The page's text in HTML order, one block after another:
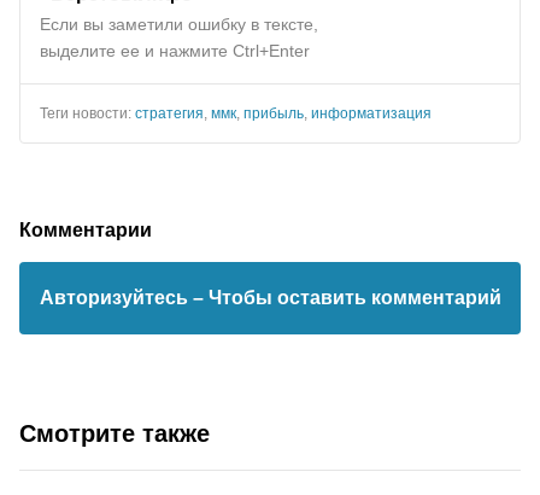
Если вы заметили ошибку в тексте,
выделите ее и нажмите Ctrl+Enter
Теги новости: стратегия ммк прибыль информатизация
Комментарии
Авторизуйтесь – Чтобы оставить комментарий
Смотрите также